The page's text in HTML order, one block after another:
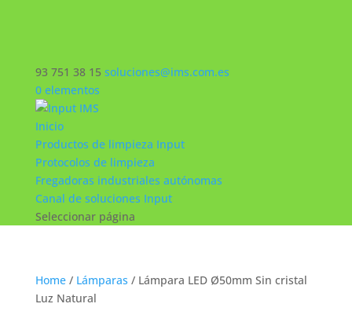
93 751 38 15 soluciones@ims.com.es
0 elementos
Inicio
Productos de limpieza Input
Protocolos de limpieza
Fregadoras industriales autónomas
Canal de soluciones Input
Seleccionar página
Home/ Lámparas / Lámpara LED Ø50mm Sin cristal
Luz Natural